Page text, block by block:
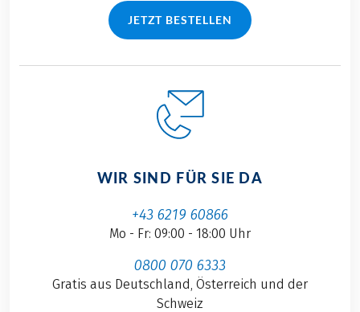
JETZT BESTELLEN
WIR SIND FÜR SIE DA
+43 6219 60866
Mo - Fr: 09:00 - 18:00 Uhr
0800 070 6333
Gratis aus Deutschland, Österreich und der
Schweiz